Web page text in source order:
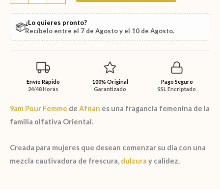
📦¿Lo quieres pronto?
Recíbelo entre el 7 de Agostoy el 10 de Agosto.
Envío Rápido
24/48 Horas
100% Original
Garantizado
Pago Seguro
SSL Encriptado
9am Pour Femme de Afnan es una fragancia femenina de la
familia olfativa Oriental.
Creada para mujeres que desean comenzar su día con una
mezcla cautivadora de frescura, dulzura y calidez.